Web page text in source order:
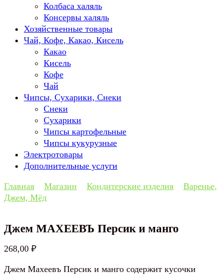
Колбаса халяль
Консервы халяль
Хозяйственные товары
Чай, Кофе, Какао, Кисель
Какао
Кисель
Кофе
Чай
Чипсы, Сухарики, Снеки
Снеки
Сухарики
Чипсы картофельные
Чипсы кукурузные
Электротовары
Дополнительные услуги
Главная Магазин Кондитерские изделия
Варенье,
Джем, Мёд
Джем МАХЕЕВЪ Персик и манго
268,00 ₽
Джем Махеевъ Персик и манго содержит кусочки